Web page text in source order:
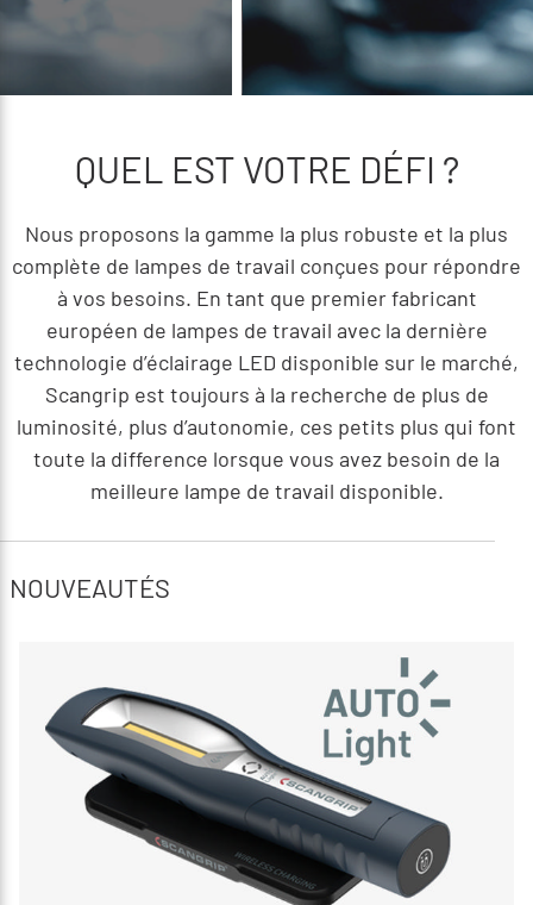
QUEL EST VOTRE DÉFI ?
Nous proposons la gamme la plus robuste et la plus
complète de lampes de travail conçues pour répondre
à vos besoins. En tant que premier fabricant
européen de lampes de travail avec la dernière
technologie d’éclairage LED disponible sur le marché,
Scangrip est toujours à la recherche de plus de
luminosité, plus d’autonomie, ces petits plus qui font
toute la difference lorsque vous avez besoin de la
meilleure lampe de travail disponible.
NOUVEAUTÉS